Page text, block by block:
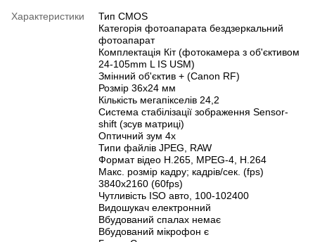
Характеристики
Тип CMOS
Категорія фотоапарата бездзеркальний
фотоапарат
Комплектація Кіт (фотокамера з об'єктивом
24-105mm L IS USM)
Змінний об'єктив + (Canon RF)
Розмір 36x24 мм
Кількість мегапікселів 24,2
Система стабілізації зображення Sensor-
shift (зсув матриці)
Оптичний зум 4x
Типи файлів JPEG, RAW
Формат відео H.265, MPEG-4, H.264
Макс. розмір кадру; кадрів/сек. (fps)
3840x2160 (60fps)
Чутливість ISO авто, 100-102400
Видошукач електронний
Вбудований спалах немає
Вбудований мікрофон є